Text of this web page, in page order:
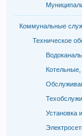
Коммунальные
Техническое
Установка